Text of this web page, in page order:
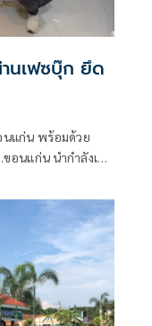
นเฟซบุ๊ก ยึด
นแก่น พร้อมด้วย
อนแก่น นำกำลังเจ้า
หรือคีตามีนคอลลา
น และโทรศัพท์มือ
ยยา